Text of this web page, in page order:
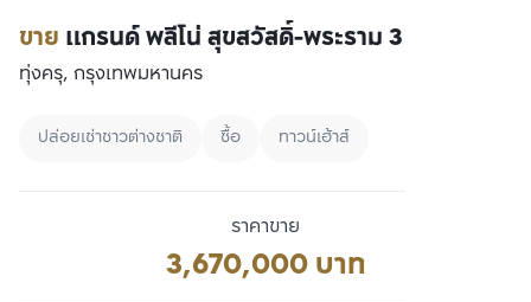
ขาย แกรนด์ พลีโน่ สุขสวัสดิ์-พระราม 3
ทุ่งครุ, กรุงเทพมหานคร
ปล่อยเช่าชาวต่างชาติ ซื้อ ทาวน์เฮ้าส์
ราคาขาย
3,670,000 บาท